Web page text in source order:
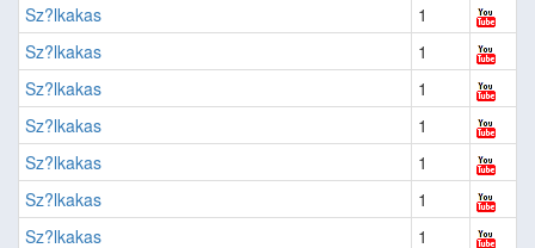
Sz?lkakas
1
Sz?lkakas
1
Sz?lkakas
1
Sz?lkakas
1
Sz?lkakas
1
Sz?lkakas
1
Sz?lkakas
1